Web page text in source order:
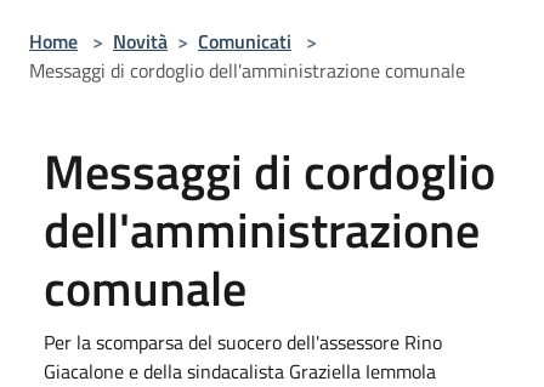
Home > Novità > Comunicati >
Messaggi di cordoglio dell'amministrazione comunale
Messaggi di cordoglio
dell'amministrazione
comunale
Per la scomparsa del suocero dell'assessore Rino
Giacalone e della sindacalista Graziella Iemmola